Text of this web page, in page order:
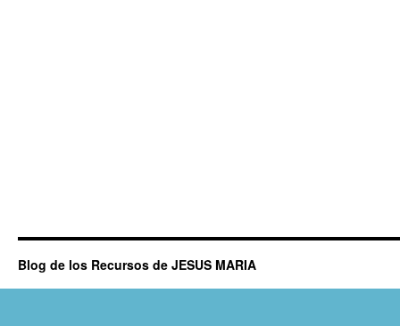
Blog de los Recursos de JESUS MARIA